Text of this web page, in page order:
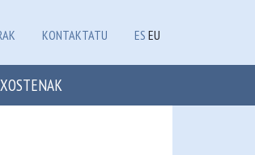
KONTAKTATU ES EU